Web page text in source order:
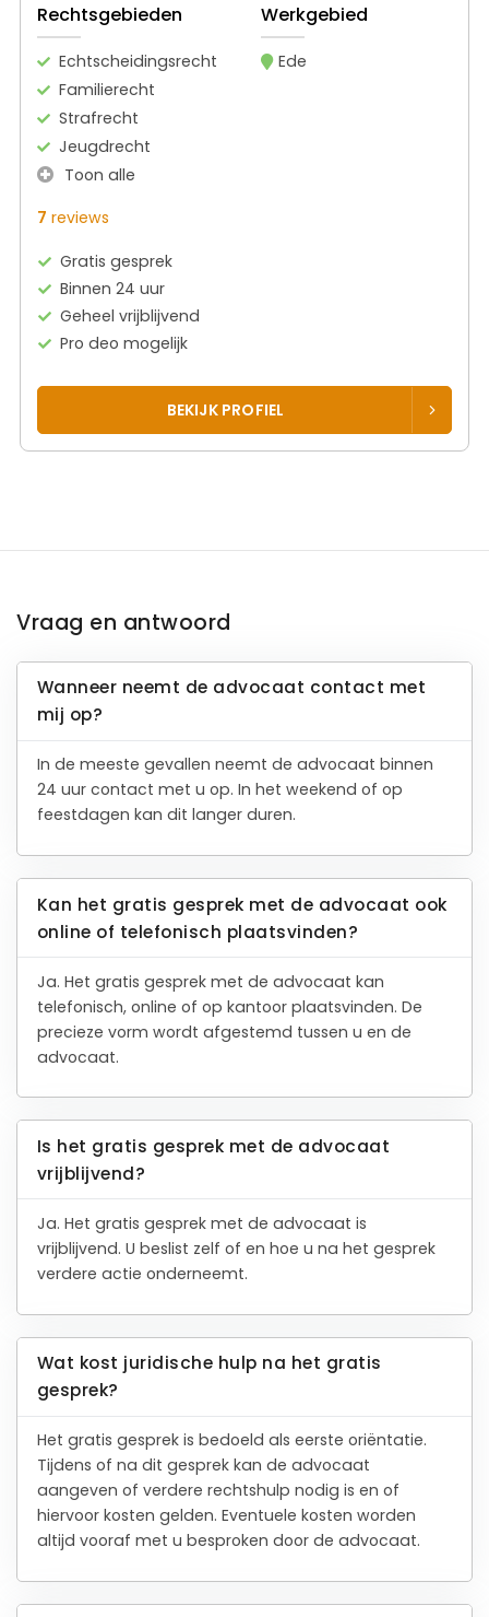
Rechtsgebieden
Echtscheidingsrecht
Familierecht
Strafrecht
Jeugdrecht
Toon alle
Werkgebied
Ede
7 reviews
Gratis gesprek
Binnen 24 uur
Geheel vrijblijvend
Pro deo mogelijk
BEKIJK PROFIEL
Vraag en antwoord
Wanneer neemt de advocaat contact met
mij op?
In de meeste gevallen neemt de advocaat binnen
24 uur contact met u op. In het weekend of op
feestdagen kan dit langer duren.
Kan het gratis gesprek met de advocaat ook
online of telefonisch plaatsvinden?
Ja. Het gratis gesprek met de advocaat kan
telefonisch, online of op kantoor plaatsvinden. De
precieze vorm wordt afgestemd tussen u en de
advocaat.
Is het gratis gesprek met de advocaat
vrijblijvend?
Ja. Het gratis gesprek met de advocaat is
vrijblijvend. U beslist zelf of en hoe u na het gesprek
verdere actie onderneemt.
Wat kost juridische hulp na het gratis
gesprek?
Het gratis gesprek is bedoeld als eerste oriëntatie.
Tijdens of na dit gesprek kan de advocaat
aangeven of verdere rechtshulp nodig is en of
hiervoor kosten gelden. Eventuele kosten worden
altijd vooraf met u besproken door de advocaat.